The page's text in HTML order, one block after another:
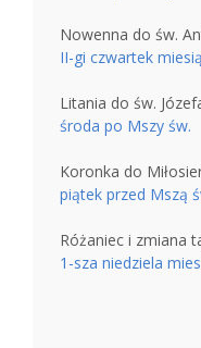
Nowenna do św.
II-gi czwartek
Litania do św.
środa po Mszy św.
Koronka do
piątek przed Mszą
Różaniec i zmiana
1-sza niedziela